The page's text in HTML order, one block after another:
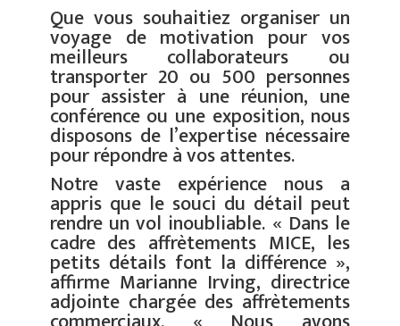
Que vous souhaitiez organiser un
voyage de motivation pour vos
meilleurs collaborateurs ou
transporter 20 ou 500 personnes
pour assister à une réunion, une
conférence ou une exposition, nous
disposons de l’expertise nécessaire
pour répondre à vos attentes.
Notre vaste expérience nous a
appris que le souci du détail peut
rendre un vol inoubliable. « Dans le
cadre des affrètements MICE, les
petits détails font la différence »,
affirme Marianne Irving, directrice
adjointe chargée des affrètements